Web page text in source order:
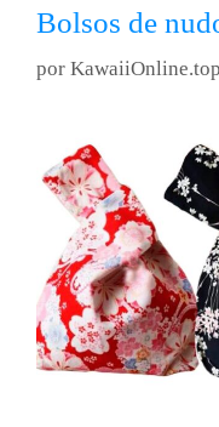
Bolsos de
por KawaiiOnline.top